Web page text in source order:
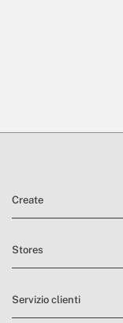
Create
Stores
Servizio clienti